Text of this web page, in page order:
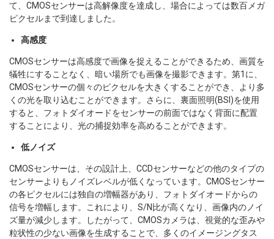
て、CMOSセンサーは高解像度を達成し、場合によっては数百メガ
ピクセルまで到達しました。
高感度
CMOSセンサーは高感度で画像を捉えることができるため、画質を
犠牲にすることなく、暗い場所でも画像を撮影できます。第1に、
CMOSセンサーの個々のピクセルを大きくすることができ、より多
くの光を取り込むことができます。さらに、裏面照明(BSI)を使用
すると、フォトダイオードをセンサーの前面ではなく背面に配置
することにより、光の捕捉効率を高めることができます。
低ノイズ
CMOSセンサーは、その設計上、CCDセンサーなどの他のタイプの
センサーよりもノイズレベルが低くなっています。CMOSセンサー
の各ピクセルには独自の増幅器があり、フォトダイオードからの
信号を増幅します。これにより、S/N比が高くなり、画像内のノイ
ズ量が減少します。したがって、CMOSカメラは、視覚的な歪みや
粒状性の少ない画像を生成することで、多くのイメージングタス